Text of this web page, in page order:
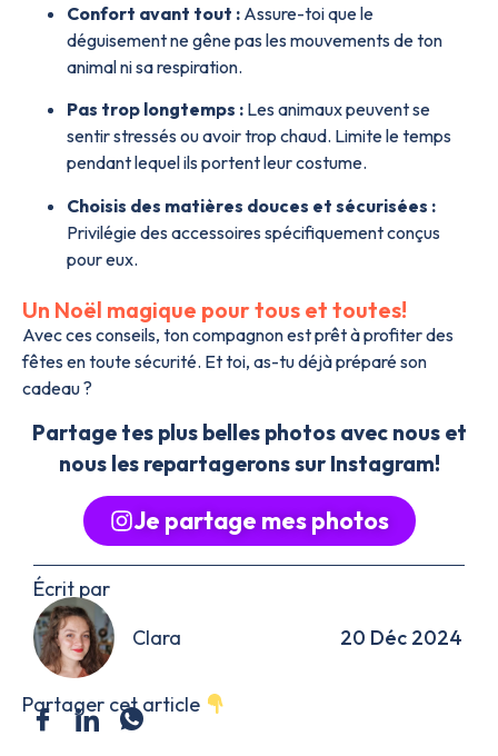
Confort avant tout : Assure-toi que le
déguisement ne gêne pas les mouvements de ton
animal ni sa respiration.
Pas trop longtemps : Les animaux peuvent se
sentir stressés ou avoir trop chaud. Limite le temps
pendant lequel ils portent leur costume.
Choisis des matières douces et sécurisées :
Privilégie des accessoires spécifiquement conçus
pour eux.
Un Noël magique pour tous et toutes!
Avec ces conseils, ton compagnon est prêt à profiter des
fêtes en toute sécurité. Et toi, as-tu déjà préparé son
cadeau ?
Partage tes plus belles photos avec nous et
nous les repartagerons sur Instagram!
Je partage mes photos
Écrit par
Clara
20 Déc 2024
Partager cet article